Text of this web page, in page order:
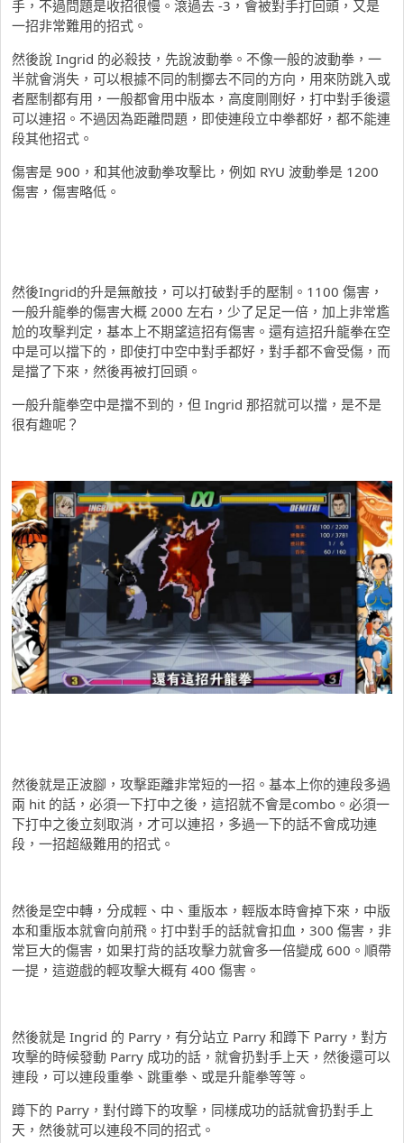
手，不過問題是收招很慢。滾過去 -3，會被對手打回頭，又是
一招非常難用的招式。
然後說 Ingrid 的必殺技，先說波動拳。不像一般的波動拳，一
半就會消失，可以根據不同的制擲去不同的方向，用來防跳入或
者壓制都有用，一般都會用中版本，高度剛剛好，打中對手後還
可以連招。不過因為距離問題，即使連段立中拳都好，都不能連
段其他招式。
傷害是 900，和其他波動拳攻擊比，例如 RYU 波動拳是 1200
傷害，傷害略低。
然後Ingrid的升是無敵技，可以打破對手的壓制。1100 傷害，
一般升龍拳的傷害大概 2000 左右，少了足足一倍，加上非常尷
尬的攻擊判定，基本上不期望這招有傷害。還有這招升龍拳在空
中是可以擋下的，即使打中空中對手都好，對手都不會受傷，而
是擋了下來，然後再被打回頭。
一般升龍拳空中是擋不到的，但 Ingrid 那招就可以擋，是不是
很有趣呢？
然後就是正波腳，攻擊距離非常短的一招。基本上你的連段多過
兩 hit 的話，必須一下打中之後，這招就不會是combo。必須一
下打中之後立刻取消，才可以連招，多過一下的話不會成功連
段，一招超級難用的招式。
然後是空中轉，分成輕、中、重版本，輕版本時會掉下來，中版
本和重版本就會向前飛。打中對手的話就會扣血，300 傷害，非
常巨大的傷害，如果打背的話攻擊力就會多一倍變成 600。順帶
一提，這遊戲的輕攻擊大概有 400 傷害。
然後就是 Ingrid 的 Parry，有分站立 Parry 和蹲下 Parry，對方
攻擊的時候發動 Parry 成功的話，就會扔對手上天，然後還可以
連段，可以連段重拳、跳重拳、或是升龍拳等等。
蹲下的 Parry，對付蹲下的攻擊，同樣成功的話就會扔對手上
天，然後就可以連段不同的招式。